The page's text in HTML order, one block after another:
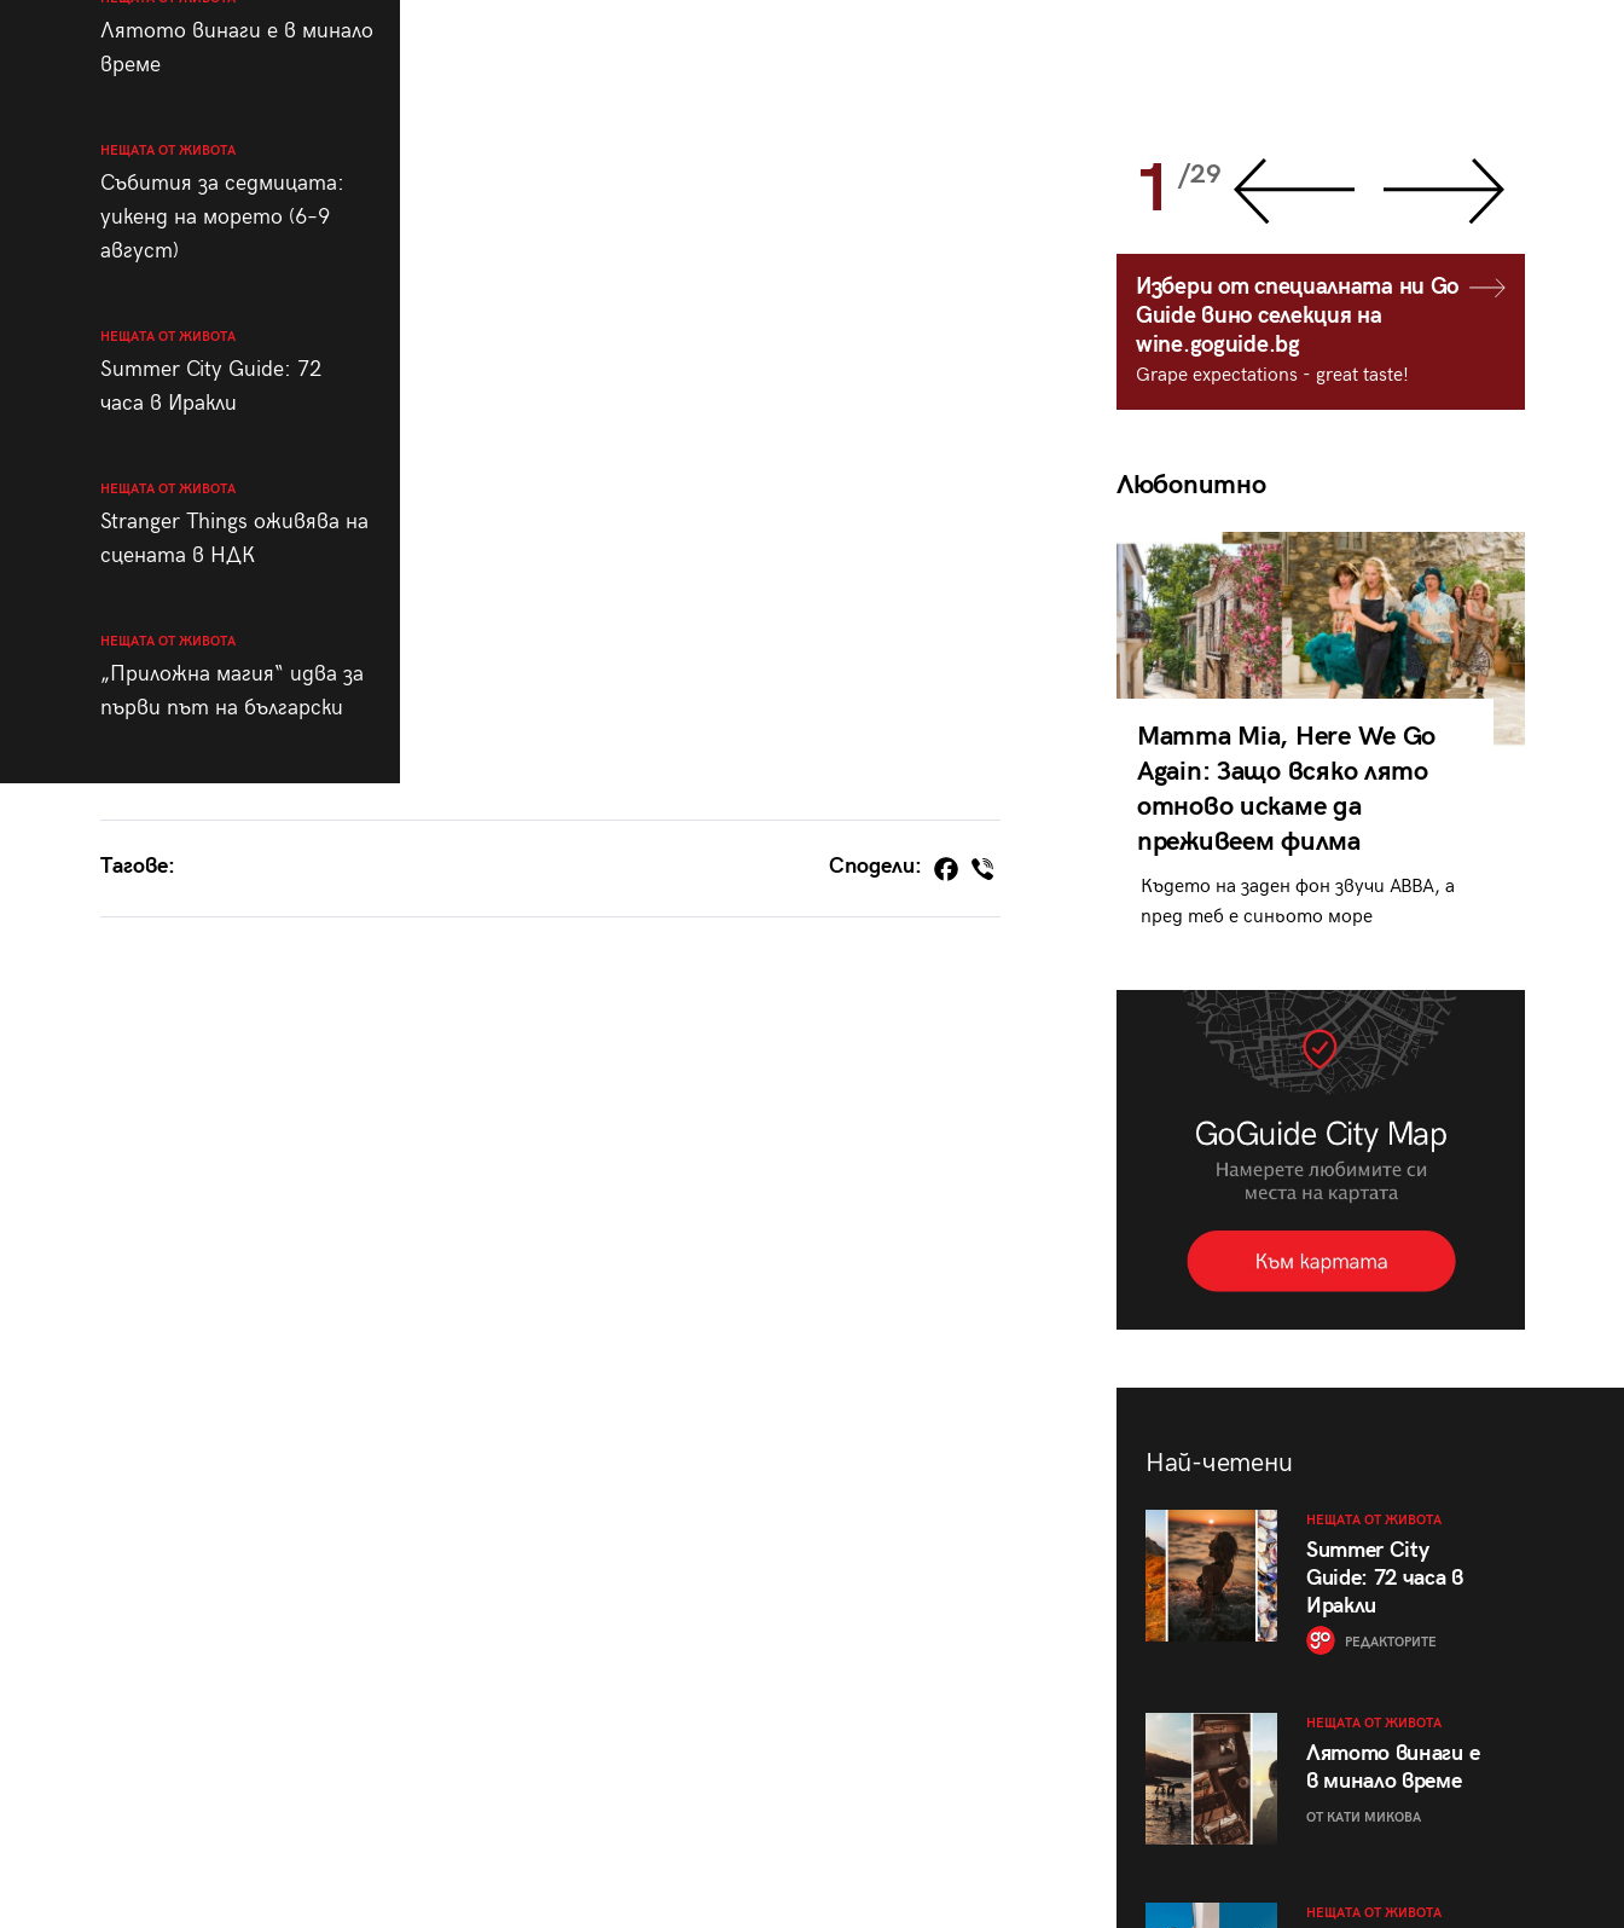
Лятото винаги е в минало
време
НЕЩАТА ОТ ЖИВОТА
Събития за седмицата:
уикенд на морето (6–9
август)
НЕЩАТА ОТ ЖИВОТА
Summer City Guide: 72
часа в Иракли
НЕЩАТА ОТ ЖИВОТА
Stranger Things оживява на
сцената в НДК
НЕЩАТА ОТ ЖИВОТА
„Приложна магия“ идва за
първи път на български
Тагове: Сподели:
28 1 /29
Избери от специалната ни Go
Guide вино селекция на
wine.goguide.bg
Grape expectations - great taste!
Любопитно
Mamma Mia, Here We Go
Again: Защо всяко лято
отново искаме да
преживеем филма
Където на заден фон звучи ABBA, а
пред теб е синьото море
Най-четени
НЕЩАТА ОТ ЖИВОТА
Summer City
Guide: 72 часа в
Иракли
РЕДАКТОРИТЕ
НЕЩАТА ОТ ЖИВОТА
Лятото винаги е
в минало време
ОТ КАТИ МИКОВА
НЕЩАТА ОТ ЖИВОТА